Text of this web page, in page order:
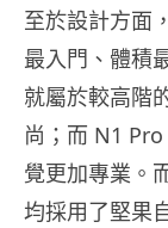
至於設計方面
最入門、體積
就屬於較高階
尚；而 N1
覺更加專業。
均採用了堅果